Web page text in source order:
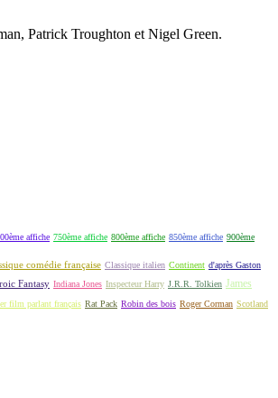
Patrick Troughton et Nigel Green.
affiche 750ème affiche 800ème affiche 850ème affiche 900ème
comédie française Classique italien Continent d'après Gaston
Fantasy Indiana Jones Inspecteur Harry J.R.R. Tolkien James
film parlant français Rat Pack Robin des bois Roger Corman Scotland